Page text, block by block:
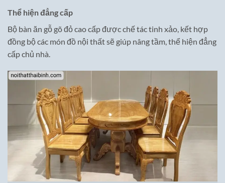
Thể hiện đẳng cấp
Bộ bàn ăn gỗ gõ đỏ cao cấp được chế tác tinh xảo, kết hợp
đồng bộ các món đồ nội thất sẽ giúp nâng tầm, thể hiện đẳng
cấp chủ nhà.